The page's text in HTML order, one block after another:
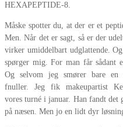
HEXAPEPTIDE-8.
Måske spotter du, at der er et
Men. Når det er sagt, så er der
virker umiddelbart udglattende.
spørger mig. For man får sådant
Og selvom jeg smører bare
fnuller. Jeg fik makeupartist
vores turné i januar. Han fandt
på næsen. Men jo en lidt dyr